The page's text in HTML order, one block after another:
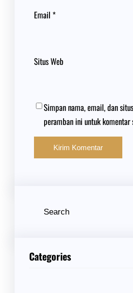
Email *
Situs Web
Simpan nama, email, dan
peramban ini untuk komentar
Categories